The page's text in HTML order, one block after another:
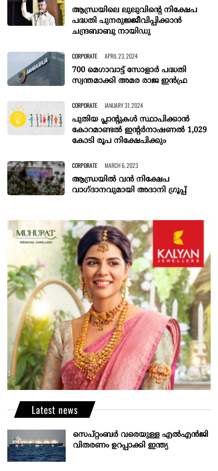
ആന്ധ്രയിലെ ലുലുവിന്റെ നിക്ഷേപ
പദ്ധതി പുനരുജ്ജീവിപ്പിക്കാൻ
ചന്ദ്രബാബു നായിഡു
CORPORATE APRIL 23, 2024
700 മെഗാവാട്ട് സോളാര്‍ പദ്ധതി
സ്വന്തമാക്കി അമര രാജ ഇന്‍ഫ്ര
CORPORATE JANUARY 31, 2024
പുതിയ പ്ലാൻ്റുകൾ സ്ഥാപിക്കാൻ
കോറമാണ്ടൽ ഇൻ്റർനാഷണൽ 1,029
കോടി രൂപ നിക്ഷേപിക്കും
CORPORATE MARCH 6, 2023
ആന്ധ്രയിൽ വൻ നിക്ഷേപ
വാഗ്ദാനവുമായി അദാനി ഗ്രൂപ്പ്
Latest news
സെപ്റ്റംബർ വരെയുള്ള എൽഎൻജി
വിതരണം ഉറപ്പാക്കി ഇന്ത്യ